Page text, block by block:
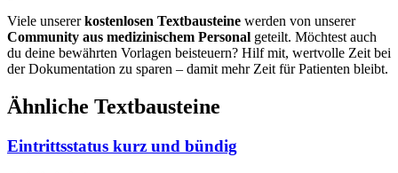
Viele unsererkostenlosen Textbausteine werden von unserer
Community aus medizinischem Personal geteilt. Möchtest auch
du deine bewährten Vorlagen beisteuern? Hilf mit, wertvolle Zeit bei
der Dokumentation zu sparen – damit mehr Zeit für Patienten bleibt.
Ähnliche Textbausteine
Eintrittsstatus kurz und bündig